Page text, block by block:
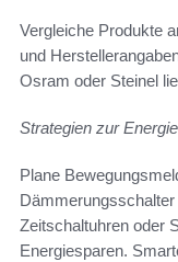
Vergleiche Produkte
und
Osram oder Steinel
Strategien zur
Plane
Zeitschaltuhren oder
Energiesparen.